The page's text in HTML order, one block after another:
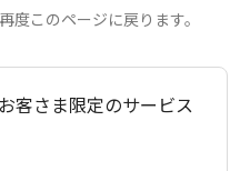
度このページに戻ります。
客さま限定のサービス